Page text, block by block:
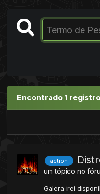
Encontrado 1 registro
action
um tópico no
Galera irei